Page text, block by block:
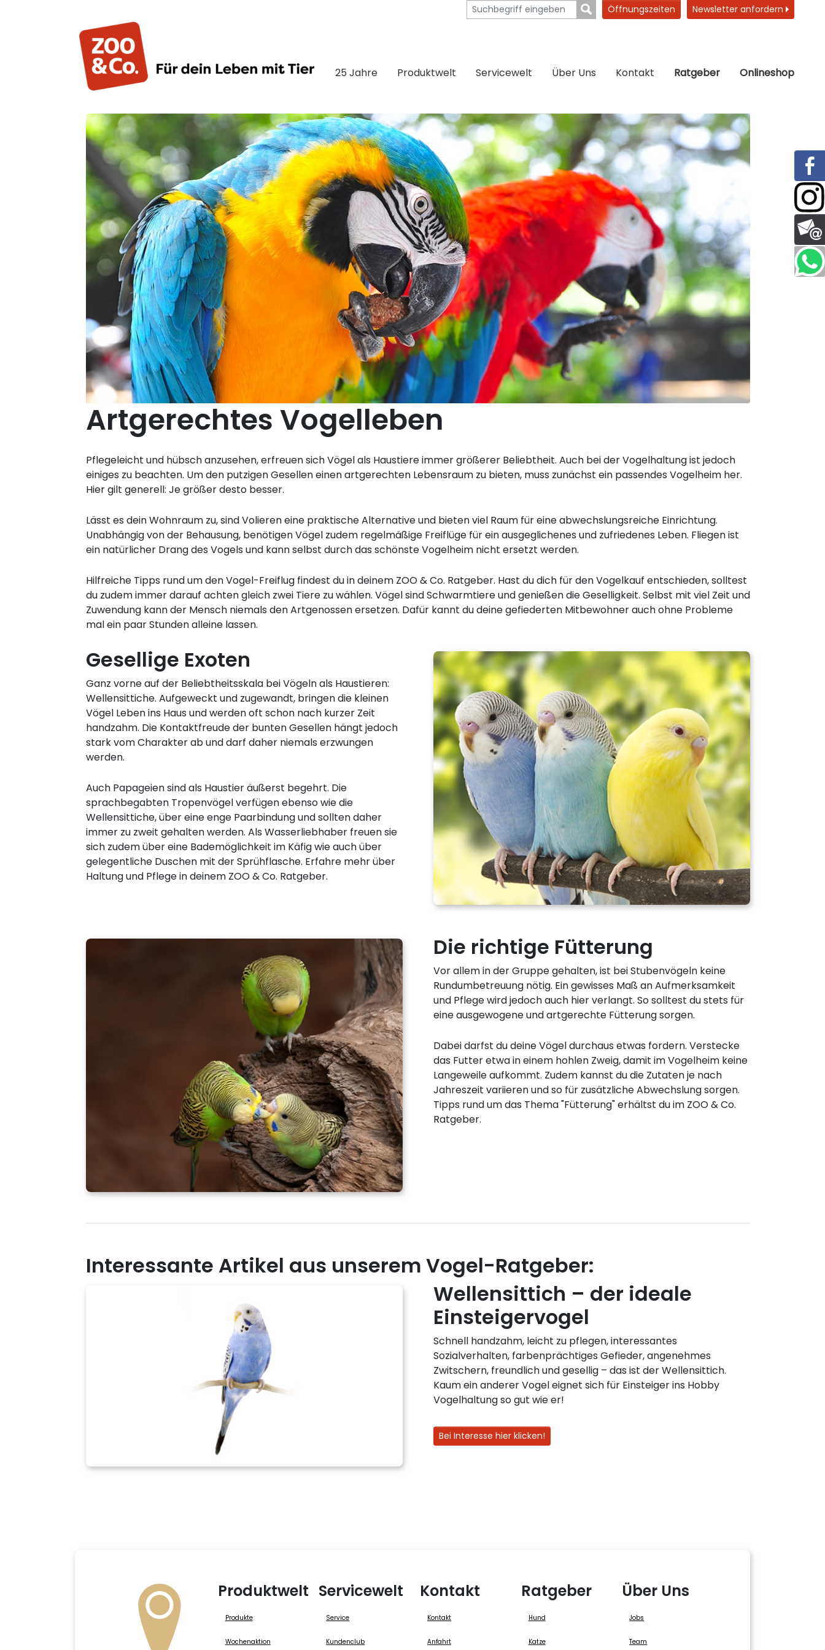
Öffnungszeiten Newsletter anfordern
25 Jahre Produktwelt Servicewelt Über Uns Kontakt Ratgeber Onlineshop
Artgerechtes Vogelleben
Pflegeleicht und hübsch anzusehen, erfreuen sich Vögel als Haustiere immer größerer Beliebtheit. Auch bei der Vogelhaltung ist jedoch
einiges zu beachten. Um den putzigen Gesellen einen artgerechten Lebensraum zu bieten, muss zunächst ein passendes Vogelheim her.
Hier gilt generell: Je größer desto besser.
Lässt es dein Wohnraum zu, sind Volieren eine praktische Alternative und bieten viel Raum für eine abwechslungsreiche Einrichtung.
Unabhängig von der Behausung, benötigen Vögel zudem regelmäßige Freiflüge für ein ausgeglichenes und zufriedenes Leben. Fliegen ist
ein natürlicher Drang des Vogels und kann selbst durch das schönste Vogelheim nicht ersetzt werden.
Hilfreiche Tipps rund um den Vogel-Freiflug findest du in deinem ZOO & Co. Ratgeber. Hast du dich für den Vogelkauf entschieden, solltest
du zudem immer darauf achten gleich zwei Tiere zu wählen. Vögel sind Schwarmtiere und genießen die Geselligkeit. Selbst mit viel Zeit und
Zuwendung kann der Mensch niemals den Artgenossen ersetzen. Dafür kannt du deine gefiederten Mitbewohner auch ohne Probleme
mal ein paar Stunden alleine lassen.
Gesellige Exoten
Ganz vorne auf der Beliebtheitsskala bei Vögeln als Haustieren:
Wellensittiche. Aufgeweckt und zugewandt, bringen die kleinen
Vögel Leben ins Haus und werden oft schon nach kurzer Zeit
handzahm. Die Kontaktfreude der bunten Gesellen hängt jedoch
stark vom Charakter ab und darf daher niemals erzwungen
werden.
Auch Papageien sind als Haustier äußerst begehrt. Die
sprachbegabten Tropenvögel verfügen ebenso wie die
Wellensittiche, über eine enge Paarbindung und sollten daher
immer zu zweit gehalten werden. Als Wasserliebhaber freuen sie
sich zudem über eine Bademöglichkeit im Käfig wie auch über
gelegentliche Duschen mit der Sprühflasche. Erfahre mehr über
Haltung und Pflege in deinem ZOO & Co. Ratgeber.
Die richtige Fütterung
Vor allem in der Gruppe gehalten, ist bei Stubenvögeln keine
Rundumbetreuung nötig. Ein gewisses Maß an Aufmerksamkeit
und Pflege wird jedoch auch hier verlangt. So solltest du stets für
eine ausgewogene und artgerechte Fütterung sorgen.
Dabei darfst du deine Vögel durchaus etwas fordern. Verstecke
das Futter etwa in einem hohlen Zweig, damit im Vogelheim keine
Langeweile aufkommt. Zudem kannst du die Zutaten je nach
Jahreszeit variieren und so für zusätzliche Abwechslung sorgen.
Tipps rund um das Thema "Fütterung" erhältst du im ZOO & Co.
Ratgeber.
Interessante Artikel aus unserem Vogel-Ratgeber:
Wellensittich – der ideale
Einsteigervogel
Schnell handzahm, leicht zu pflegen, interessantes
Sozialverhalten, farbenprächtiges Gefieder, angenehmes
Zwitschern, freundlich und gesellig – das ist der Wellensittich.
Kaum ein anderer Vogel eignet sich für Einsteiger ins Hobby
Vogelhaltung so gut wie er!
Bei Interesse hier klicken!
Produktwelt
Produkte
Wochenaktion
Servicewelt
Service
Kundenclub
Kontakt
Kontakt
Anfahrt
Ratgeber
Hund
Katze
Über Uns
Jobs
Team